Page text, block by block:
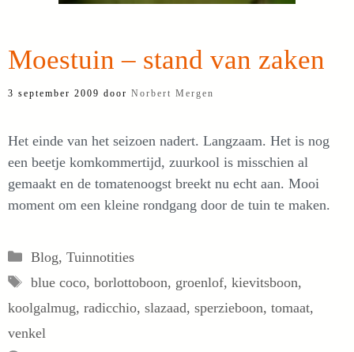
Moestuin – stand van zaken
3 september 2009 door Norbert Mergen
Het einde van het seizoen nadert. Langzaam. Het is nog
een beetje komkommertijd, zuurkool is misschien al
gemaakt en de tomatenoogst breekt nu echt aan. Mooi
moment om een kleine rondgang door de tuin te maken.
Categorieën
Blog, Tuinnotities
Tags
blue coco, borlottoboon, groenlof, kievitsboon,
koolgalmug, radicchio, slazaad, sperzieboon, tomaat,
venkel